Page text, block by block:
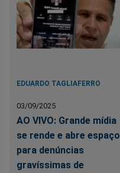
EDUARDO TAGLIAFERRO
03/09/2025
AO VIVO: Grande mídia
se rende e abre espaço
para denúncias
gravíssimas de